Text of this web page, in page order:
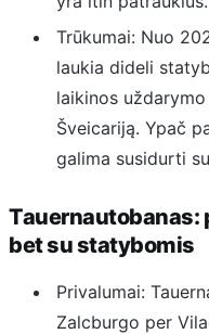
Trūkumai: Nuo
laukia dideli
laikinos
Šveicariją. Ypač
galima susidurti
Tauernautobanas:
bet su statybomis
Privalumai:
Zalcburgo per